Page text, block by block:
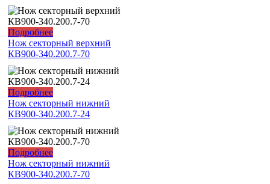
Подробнее
Нож секторный верхний
КВ900-340.200.7-70
Подробнее
Нож секторный нижний
КВ900-340.200.7-24
Подробнее
Нож секторный нижний
КВ900-340.200.7-70